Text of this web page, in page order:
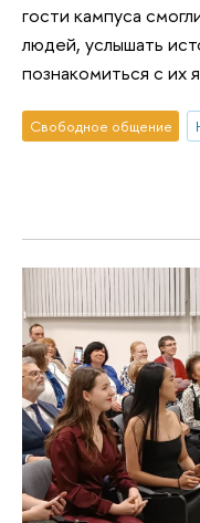
гости кампуса
людей, услышать
познакомиться с их
Свободное общение